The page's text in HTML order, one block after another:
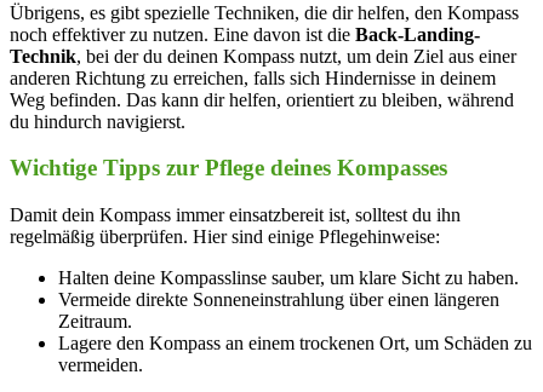
Übrigens, es gibt spezielle Techniken, die dir helfen, den Kompass
noch effektiver zu nutzen. Eine davon ist die Back-Landing-
Technik, bei der du deinen Kompass nutzt, um dein Ziel aus einer
anderen Richtung zu erreichen, falls sich Hindernisse in deinem
Weg befinden. Das kann dir helfen, orientiert zu bleiben, während
du hindurch navigierst.
Wichtige Tipps zur Pflege deines Kompasses
Damit dein Kompass immer einsatzbereit ist, solltest du ihn
regelmäßig überprüfen. Hier sind einige Pflegehinweise:
Halten deine Kompasslinse sauber, um klare Sicht zu haben.
Vermeide direkte Sonneneinstrahlung über einen längeren
Zeitraum.
Lagere den Kompass an einem trockenen Ort, um Schäden zu
vermeiden.